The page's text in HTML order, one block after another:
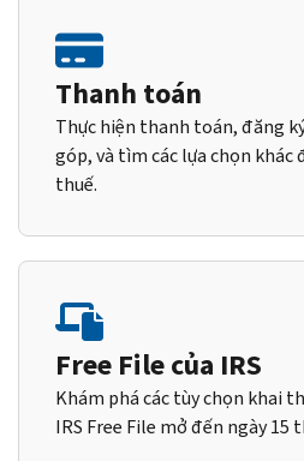
Thanh toán
Thực hiện thanh toán, đăng
góp, và tìm các lựa chọn
thuế.
Free File của IRS
Khám phá các tùy chọn khai
IRS Free File mở đến ngày 15